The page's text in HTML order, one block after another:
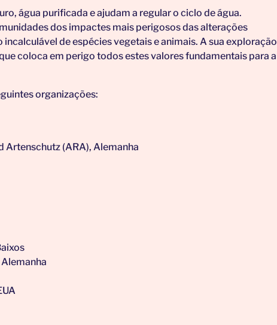
água purificada e ajudam a regular o ciclo de água.
dos impactes mais perigosos das alterações
de espécies vegetais e animais. A sua exploração
coloca em perigo todos estes valores fundamentais para a
organizações:
Artenschutz (ARA), Alemanha